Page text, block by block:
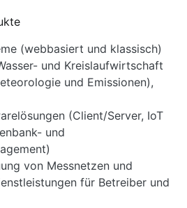
(webbasiert und klassisch)
und Kreislaufwirtschaft
und Emissionen),
(Client/Server, IoT
und
von Messnetzen und
für Betreiber und